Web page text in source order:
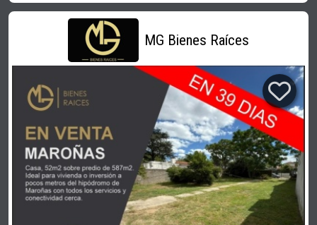
MG Bienes Raíces